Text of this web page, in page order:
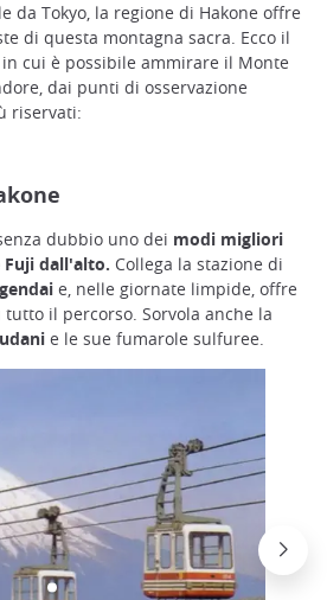
da Tokyo, la regione di Hakone offre
di questa montagna sacra. Ecco il
cui è possibile ammirare il Monte
dai punti di osservazione
riservati:
dubbio uno dei modi migliori
dall'alto. Collega la stazione di
e, nelle giornate limpide, offre
il percorso. Sorvola anche la
e le sue fumarole sulfuree.